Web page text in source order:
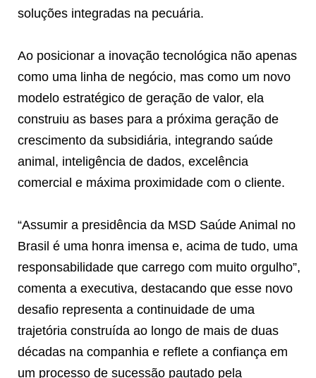
soluções integradas na pecuária.
Ao posicionar a inovação tecnológica não apenas
como uma linha de negócio, mas como um novo
modelo estratégico de geração de valor, ela
construiu as bases para a próxima geração de
crescimento da subsidiária, integrando saúde
animal, inteligência de dados, excelência
comercial e máxima proximidade com o cliente.
“Assumir a presidência da MSD Saúde Animal no
Brasil é uma honra imensa e, acima de tudo, uma
responsabilidade que carrego com muito orgulho”,
comenta a executiva, destacando que esse novo
desafio representa a continuidade de uma
trajetória construída ao longo de mais de duas
décadas na companhia e reflete a confiança em
um processo de sucessão pautado pela